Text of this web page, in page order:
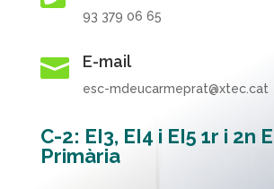
93 379 06 65
 E-mail
esc-mdeucarmeprat@xtec.cat
C-2: EI3, EI4 i EI5 1r i 2n
Primària